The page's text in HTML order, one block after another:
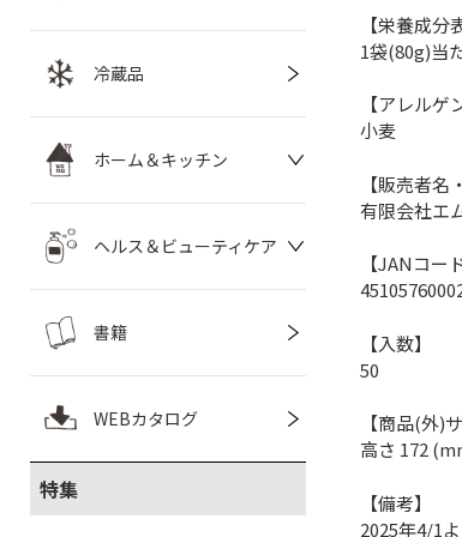
冷蔵品
ホーム＆キッチン
ヘルス＆ビューティケア
書籍
WEBカタログ
特集
【栄養成分
1袋(80g)当
【アレルゲ
小麦
【販売者名
有限会社エ
【JANコー
【入数】
50
【商品(外)
高さ 172
【備考】
2025年4/1